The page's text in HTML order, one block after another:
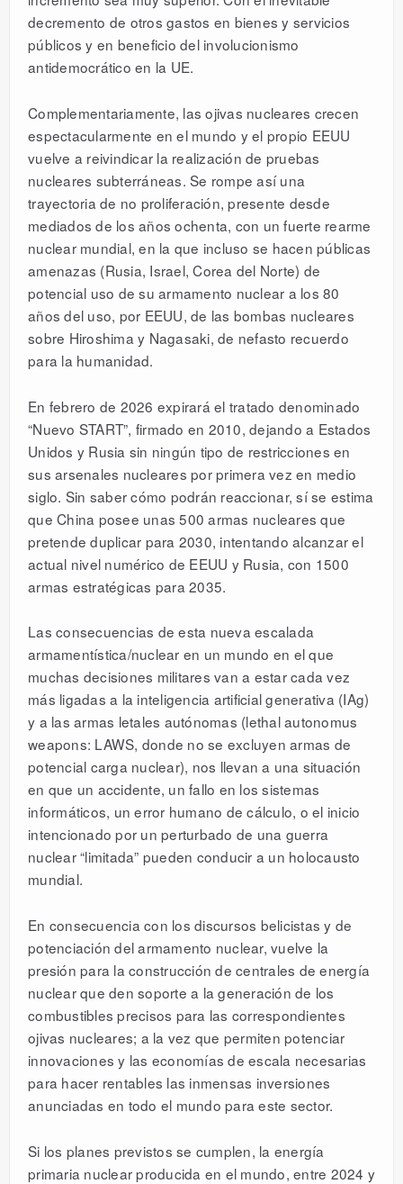
decremento de otros gastos en bienes y servicios
públicos y en beneficio del involucionismo
antidemocrático en la UE.
Complementariamente, las ojivas nucleares crecen
espectacularmente en el mundo y el propio EEUU
vuelve a reivindicar la realización de pruebas
nucleares subterráneas. Se rompe así una
trayectoria de no proliferación, presente desde
mediados de los años ochenta, con un fuerte rearme
nuclear mundial, en la que incluso se hacen públicas
amenazas (Rusia, Israel, Corea del Norte) de
potencial uso de su armamento nuclear a los 80
años del uso, por EEUU, de las bombas nucleares
sobre Hiroshima y Nagasaki, de nefasto recuerdo
para la humanidad.
En febrero de 2026 expirará el tratado denominado
“Nuevo START”, firmado en 2010, dejando a Estados
Unidos y Rusia sin ningún tipo de restricciones en
sus arsenales nucleares por primera vez en medio
siglo. Sin saber cómo podrán reaccionar, sí se estima
que China posee unas 500 armas nucleares que
pretende duplicar para 2030, intentando alcanzar el
actual nivel numérico de EEUU y Rusia, con 1500
armas estratégicas para 2035.
Las consecuencias de esta nueva escalada
armamentística/nuclear en un mundo en el que
muchas decisiones militares van a estar cada vez
más ligadas a la inteligencia artificial generativa (IAg)
y a las armas letales autónomas (lethal autonomus
weapons: LAWS, donde no se excluyen armas de
potencial carga nuclear), nos llevan a una situación
en que un accidente, un fallo en los sistemas
informáticos, un error humano de cálculo, o el inicio
intencionado por un perturbado de una guerra
nuclear “limitada” pueden conducir a un holocausto
mundial.
En consecuencia con los discursos belicistas y de
potenciación del armamento nuclear, vuelve la
presión para la construcción de centrales de energía
nuclear que den soporte a la generación de los
combustibles precisos para las correspondientes
ojivas nucleares; a la vez que permiten potenciar
innovaciones y las economías de escala necesarias
para hacer rentables las inmensas inversiones
anunciadas en todo el mundo para este sector.
Si los planes previstos se cumplen, la energía
primaria nuclear producida en el mundo, entre 2024 y